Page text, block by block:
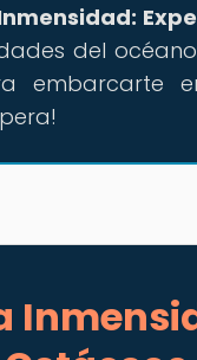
del
embarcarte